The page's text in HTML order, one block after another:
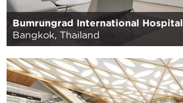
Bumrungrad International Hospital
Bangkok, Thailand